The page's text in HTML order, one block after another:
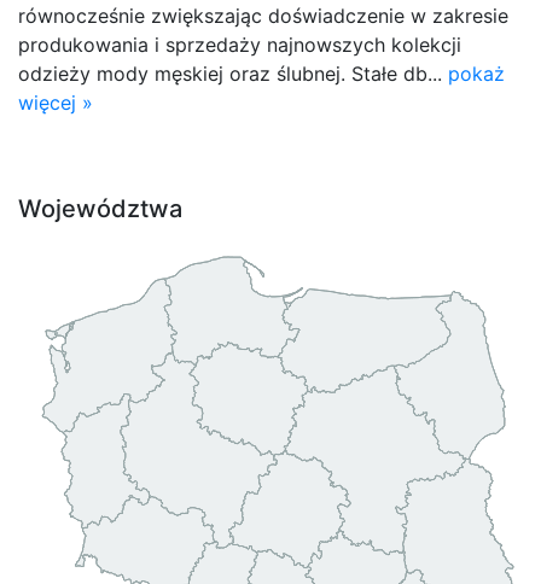
równocześnie zwiększając doświadczenie w zakresie
produkowania i sprzedaży najnowszych kolekcji
odzieży mody męskiej oraz ślubnej. Stałe db... pokaż
więcej »
Województwa